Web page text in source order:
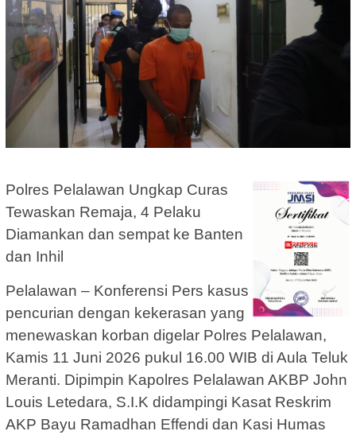
Polres Pelalawan Ungkap Curas
Tewaskan Remaja, 4 Pelaku
Diamankan dan sempat ke Banten
dan Inhil
Pelalawan – Konferensi Pers kasus
pencurian dengan kekerasan yang
menewaskan korban digelar Polres Pelalawan,
Kamis 11 Juni 2026 pukul 16.00 WIB di Aula Teluk
Meranti. Dipimpin Kapolres Pelalawan AKBP John
Louis Letedara, S.I.K didampingi Kasat Reskrim
AKP Bayu Ramadhan Effendi dan Kasi Humas